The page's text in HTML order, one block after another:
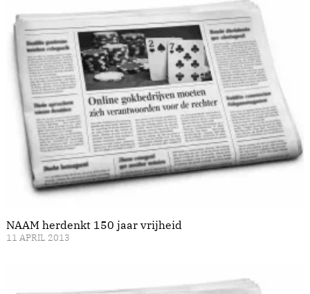
NAAM herdenkt 150 jaar vrijheid
11 APRIL 2013